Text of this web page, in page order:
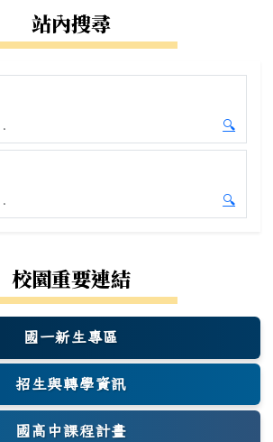
站內搜尋
🔍
開始本
🔍
開始舊
校園重要連結
國一新生專區
(另開新視窗)
招生與轉學資訊
國高中課程計畫